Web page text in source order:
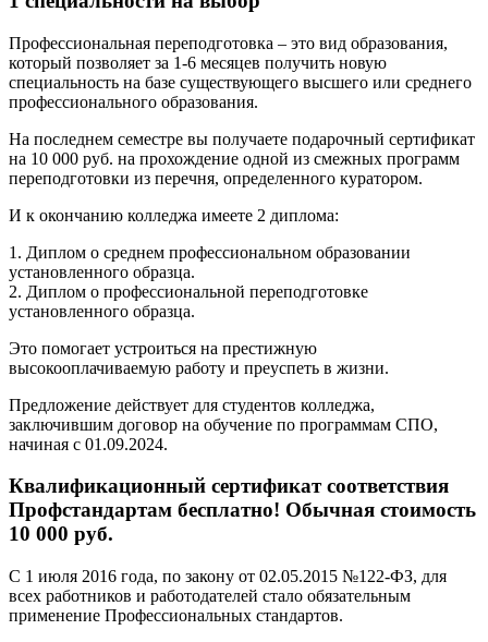
Профессиональная переподготовка – это вид образования,
который позволяет за 1-6 месяцев получить новую
специальность на базе существующего высшего или среднего
профессионального образования.
На последнем семестре вы получаете подарочный сертификат
на 10 000 руб. на прохождение одной из смежных программ
переподготовки из перечня, определенного куратором.
И к окончанию колледжа имеете 2 диплома:
1. Диплом о среднем профессиональном образовании
установленного образца.
2. Диплом о профессиональной переподготовке
установленного образца.
Это помогает устроиться на престижную
высокооплачиваемую работу и преуспеть в жизни.
Предложение действует для студентов колледжа,
заключившим договор на обучение по программам СПО,
начиная с 01.09.2024.
Квалификационный сертификат соответствия
Профстандартам бесплатно! Обычная стоимость
10 000 руб.
С 1 июля 2016 года, по закону от 02.05.2015 №122-ФЗ, для
всех работников и работодателей стало обязательным
применение Профессиональных стандартов.